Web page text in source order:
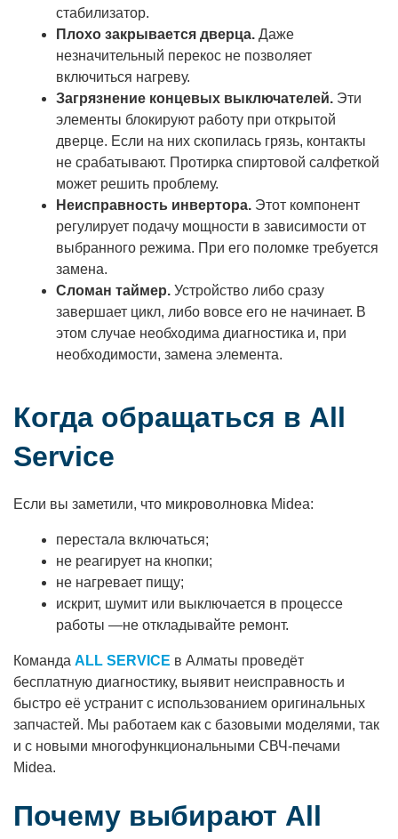
стабилизатор.
Плохо закрывается дверца. Даже
незначительный перекос не позволяет
включиться нагреву.
Загрязнение концевых выключателей. Эти
элементы блокируют работу при открытой
дверце. Если на них скопилась грязь, контакты
не срабатывают. Протирка спиртовой салфеткой
может решить проблему.
Неисправность инвертора. Этот компонент
регулирует подачу мощности в зависимости от
выбранного режима. При его поломке требуется
замена.
Сломан таймер. Устройство либо сразу
завершает цикл, либо вовсе его не начинает. В
этом случае необходима диагностика и, при
необходимости, замена элемента.
Когда обращаться в All
Service
Если вы заметили, что микроволновка Midea:
перестала включаться;
не реагирует на кнопки;
не нагревает пищу;
искрит, шумит или выключается в процессе
работы —не откладывайте ремонт.
Команда ALL SERVICE в Алматы проведёт
бесплатную диагностику, выявит неисправность и
быстро её устранит с использованием оригинальных
запчастей. Мы работаем как с базовыми моделями, так
и с новыми многофункциональными СВЧ-печами
Midea.
Почему выбирают All